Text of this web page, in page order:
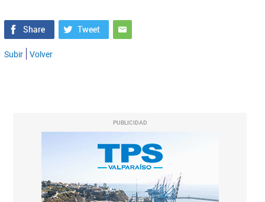
Subir Volver
PUBLICIDAD